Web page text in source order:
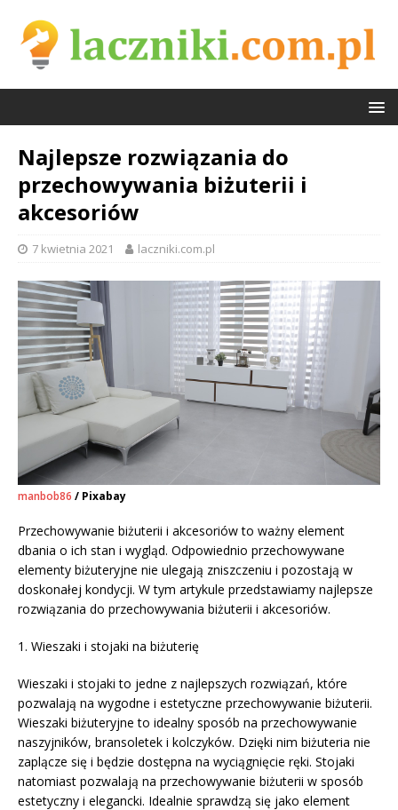
Najlepsze rozwiązania do
przechowywania biżuterii i
akcesoriów
7 kwietnia 2021 laczniki.com.pl
manbob86 / Pixabay
Przechowywanie biżuterii i akcesoriów to ważny element
dbania o ich stan i wygląd. Odpowiednio przechowywane
elementy biżuteryjne nie ulegają zniszczeniu i pozostają w
doskonałej kondycji. W tym artykule przedstawiamy najlepsze
rozwiązania do przechowywania biżuterii i akcesoriów.
1. Wieszaki i stojaki na biżuterię
Wieszaki i stojaki to jedne z najlepszych rozwiązań, które
pozwalają na wygodne i estetyczne przechowywanie biżuterii.
Wieszaki biżuteryjne to idealny sposób na przechowywanie
naszyjników, bransoletek i kolczyków. Dzięki nim biżuteria nie
zaplącze się i będzie dostępna na wyciągnięcie ręki. Stojaki
natomiast pozwalają na przechowywanie biżuterii w sposób
estetyczny i elegancki. Idealnie sprawdzą się jako element